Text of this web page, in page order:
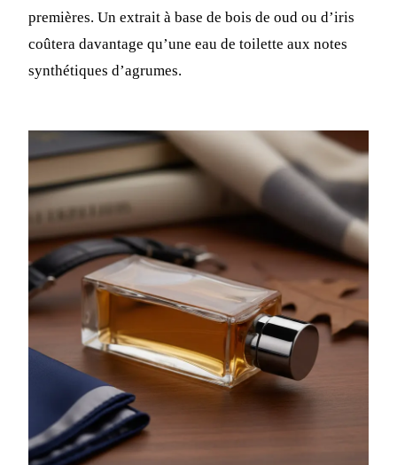
premières. Un extrait à base de bois de oud ou d’iris
coûtera davantage qu’une eau de toilette aux notes
synthétiques d’agrumes.